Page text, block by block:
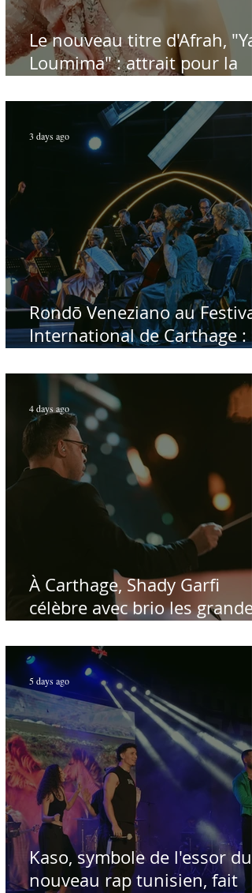
Le nouveau titre d'Afrah, "Ya
Loumima" : attrait pour la
Rabah Driassa
Rondō Veneziano au Festival
International de Carthage :
public tunisien
3 days ago
À Carthage, Shady Garfi
célèbre avec brio les grandes
Par Sofien Manaï
4 days ago
Kaso, symbole de l'essor du
nouveau rap tunisien, fait
5 days ago